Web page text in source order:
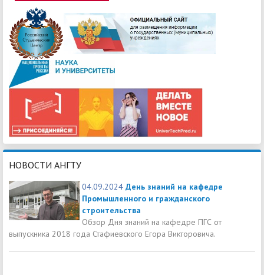
НОВОСТИ АНГТУ
04.09.2024 День знаний на кафедре
Промышленного и гражданского
строительства
Обзор Дня знаний на кафедре ПГС от
выпускника 2018 года Стафиевского Егора Викторовича.